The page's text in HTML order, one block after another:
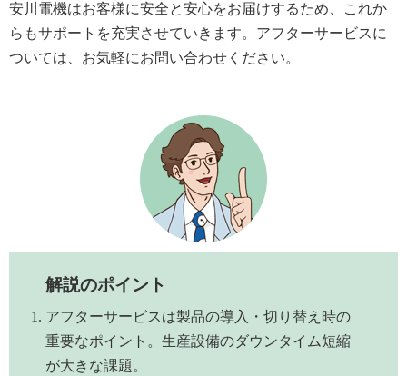
安川電機はお客様に安全と安心をお届けするため、これか
らもサポートを充実させていきます。アフターサービスに
ついては、お気軽にお問い合わせください。
解説のポイント
アフターサービスは製品の導入・切り替え時の
重要なポイント。生産設備のダウンタイム短縮
が大きな課題。